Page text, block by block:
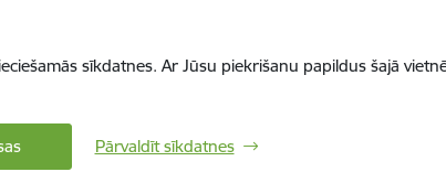
sīkdatnes. Ar Jūsu piekrišanu papildus šajā
Pārvaldīt sīkdatnes